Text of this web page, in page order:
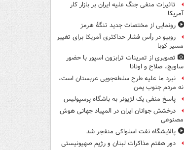
تاثیرات منفی جنگ علیه ایران بر بازار کار
آمریکا
رونمایی از مختصات جدید تنگۀ هرمز
روبیو در رأس فشار حداکثری آمریکا برای تغییر
مسیر کوبا
تصویری از تمرینات ترابزون اسپور با حضور
ساویچ، صلاح و اونانا
نبرد ما علیه طرح سلطه‌جویی عربستان است،
نه مردم جنوب یمن
پاسخ منفی یک لژیونر به باشگاه پرسپولیس
درخشش جوانان ایران در المپیاد جهانی هوش
مصنوعی
پالایشگاه نفت اسلواکی منفجر شد
دور هفتم مذاکرات لبنان و رژیم صهیونیستی